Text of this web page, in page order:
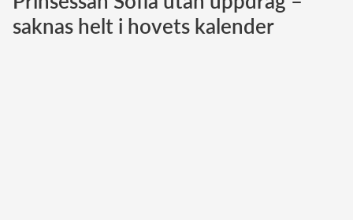
Norska kungahuset
saknas helt i hovets kalender